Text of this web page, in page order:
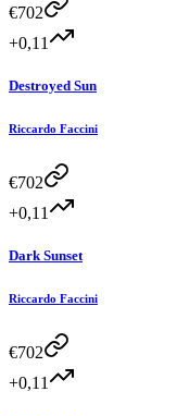
€702
+0,11
Destroyed Sun
Riccardo Faccini
€702
+0,11
Dark Sunset
Riccardo Faccini
€702
+0,11